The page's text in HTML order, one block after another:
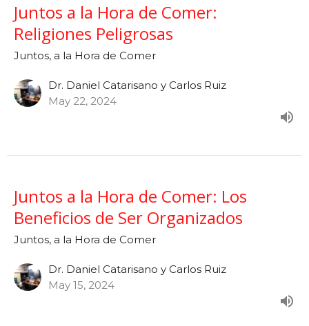
Juntos a la Hora de Comer:
Religiones Peligrosas
Juntos, a la Hora de Comer
Dr. Daniel Catarisano y Carlos Ruiz
May 22, 2024
Juntos a la Hora de Comer: Los
Beneficios de Ser Organizados
Juntos, a la Hora de Comer
Dr. Daniel Catarisano y Carlos Ruiz
May 15, 2024